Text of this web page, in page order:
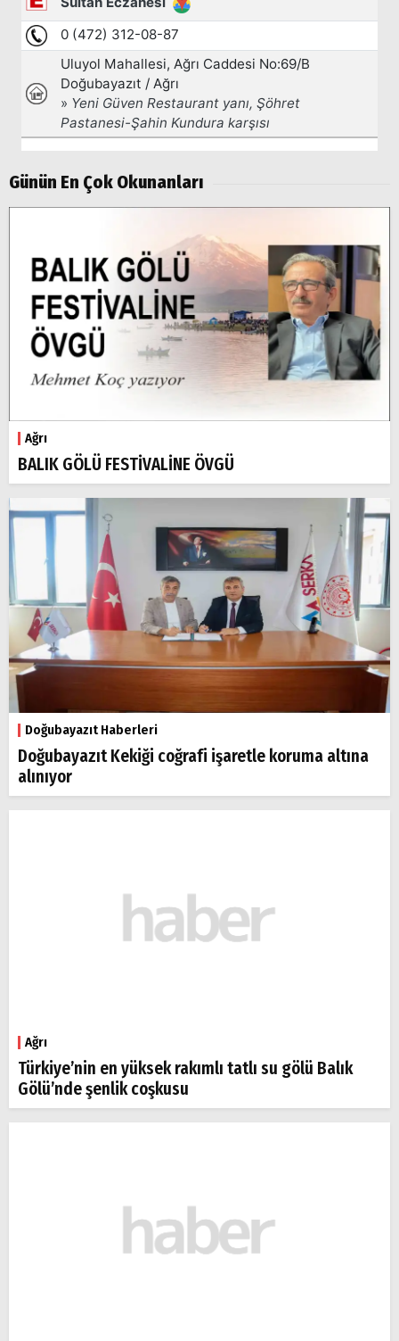
Günün En Çok Okunanları
Ağrı
BALIK GÖLÜ FESTİVALİNE ÖVGÜ
Doğubayazıt Haberleri
Doğubayazıt Kekiği coğrafi işaretle koruma altına
alınıyor
Ağrı
Türkiye’nin en yüksek rakımlı tatlı su gölü Balık
Gölü’nde şenlik coşkusu
Arama
Aramalar:
Ağrı
Doğubayazıt